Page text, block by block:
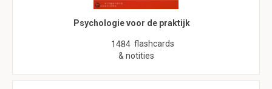
Psychologie voor de praktijk
1484 flashcards
& notities